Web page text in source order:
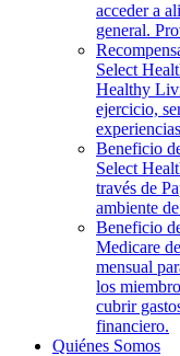
acceder a
general.
Select
Healthy
ejercicio,
Beneficio
Select
través de
ambiente
Beneficio
Medicare
mensual
los
cubrir
financiero.
Quiénes Somos